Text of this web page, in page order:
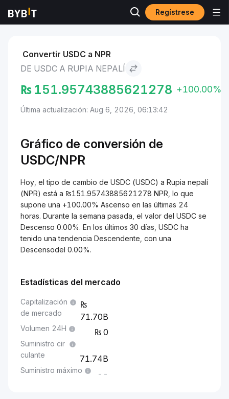
Regístrese
Mercados USDC to Rupia nepalí
Convertir USDC a NPR
DE USDC A RUPIA NEPALÍ
₨ 151.95743885621278 +100.00%
Última actualización: Aug 6, 2026, 06:13:42
Gráfico de conversión de
USDC/NPR
Hoy, el tipo de cambio de USDC (USDC) a Rupia nepalí
(NPR) está a ₨151.95743885621278 NPR, lo que
supone una +100.00% Ascenso en las últimas 24
horas. Durante la semana pasada, el valor del USDC se
Descenso 0.00%. En los últimos 30 días, USDC ha
tenido una tendencia Descendente, con una
Descensodel 0.00%.
Estadísticas del mercado
Capitalización
de mercado
71.70B
Volumen 24H 0
Suministro cir
culante
71.74B
Suministro máximo --